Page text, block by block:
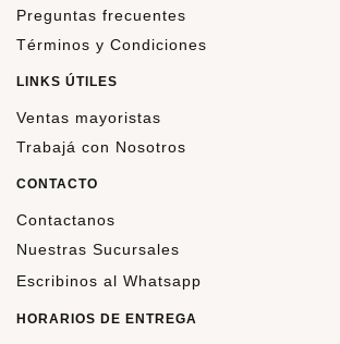
Preguntas frecuentes
Términos y Condiciones
LINKS ÚTILES
Ventas mayoristas
Trabajá con Nosotros
CONTACTO
Contactanos
Nuestras Sucursales
Escribinos al Whatsapp
HORARIOS DE ENTREGA